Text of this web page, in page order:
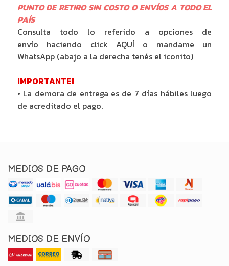
PUNTO DE RETIRO SIN COSTO O ENVÍOS A TODO EL
PAÍS
Consulta todo lo referido a opciones de
envío haciendo click AQUÍ o mandame un
WhatsApp (abajo a la derecha tenés el iconito)
IMPORTANTE!
• La demora de entrega es de 7 días hábiles luego
de acreditado el pago.
MEDIOS DE PAGO
MEDIOS DE ENVÍO